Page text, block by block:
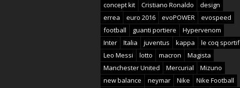
concept kit
Cristiano Ronaldo
design
errea
euro 2016 evoPOWER
evospeed
football
guanti portiere
Hypervenom
Inter
Italia juventus kappa
le coq sportif
Leo Messi
lotto macron
Magista
Manchester United
Mercurial
Mizuno
new balance
neymar Nike
Nike Football